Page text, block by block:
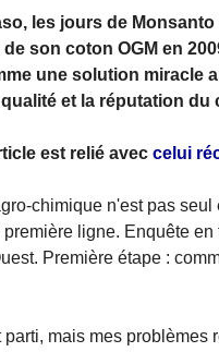
les jours de
son coton OGM en
une solution miracle
et la réputation du
est relié avec celui
chimique n'est pas
première ligne. Enquête
Première étape :
mais mes problèmes